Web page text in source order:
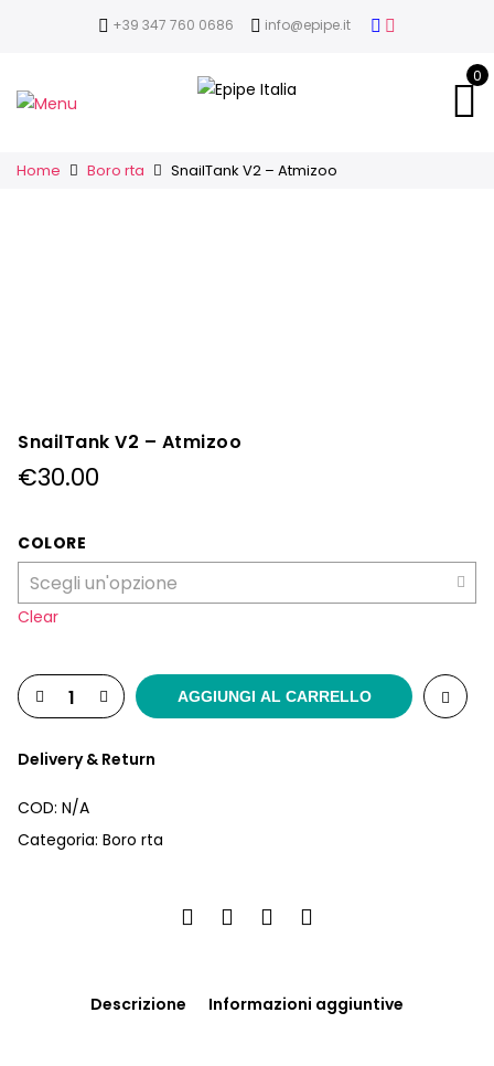
+39 347 760 0686 info@epipe.it
0
Home Boro rta SnailTank V2 – Atmizoo
SnailTank V2 – Atmizoo
€30.00
COLORE
Clear
AGGIUNGI AL CARRELLO
Delivery & Return
COD: N/A
Categoria: Boro rta
Descrizione Informazioni aggiuntive